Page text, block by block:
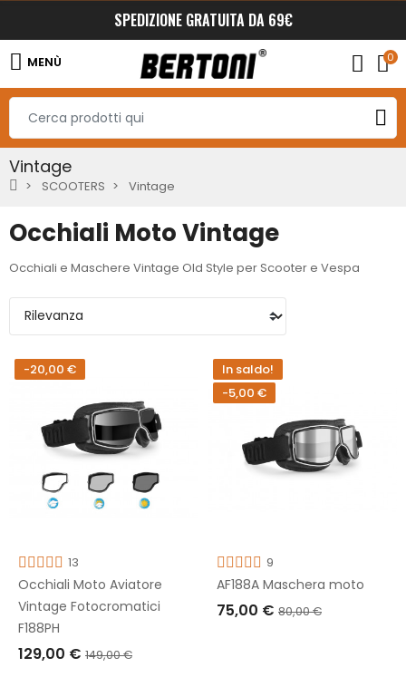
SPEDIZIONE GRATUITA DA 69€
MENÙ 0
Vintage
SCOOTERS Vintage
Occhiali Moto Vintage
Occhiali e Maschere Vintage Old Style per Scooter e Vespa
-20,00 €
13
Occhiali Moto Aviatore
Vintage Fotocromatici
F188PH
129,00 € 149,00 €
In saldo!
-5,00 €
9
AF188A Maschera moto
75,00 € 80,00 €